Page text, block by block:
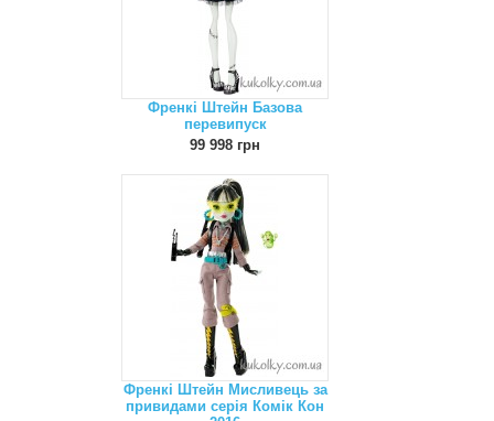
Френкі Штейн Базова
перевипуск
99 998 грн
Френкі Штейн Мисливець за
привидами серія Комік Кон